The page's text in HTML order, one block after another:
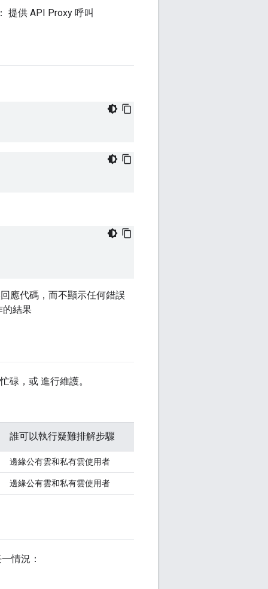
提供 API Proxy 呼叫
應代碼，而不顯示任何錯誤
的結果
碌，或 進行維護。
誰可以執行疑難排解步驟
邊緣公有雲和私有雲使用者
邊緣公有雲和私有雲使用者
情況：